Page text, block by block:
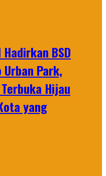
BSD
Park,
Hijau
yang